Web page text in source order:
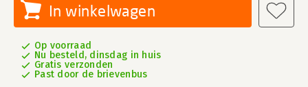
In winkelwagen
Op voorraad
Nu besteld, dinsdag in huis
Gratis verzonden
Past door de brievenbus